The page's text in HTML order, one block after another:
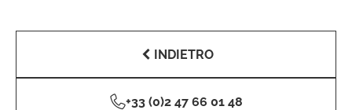
INDIETRO
+33 (0)2 47 66 01 48